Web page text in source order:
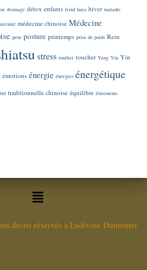
drainage détox enfants froid hara hiver maladie
médecine chinoise Médecine
peur posture printemps prise de poids Rein
stress tonifier toucher Yang Yin Yin
émotions énergie énergies énergétique
traditionnelle chinoise équilibre étirements
droits réservés à Ludivine Dumontet